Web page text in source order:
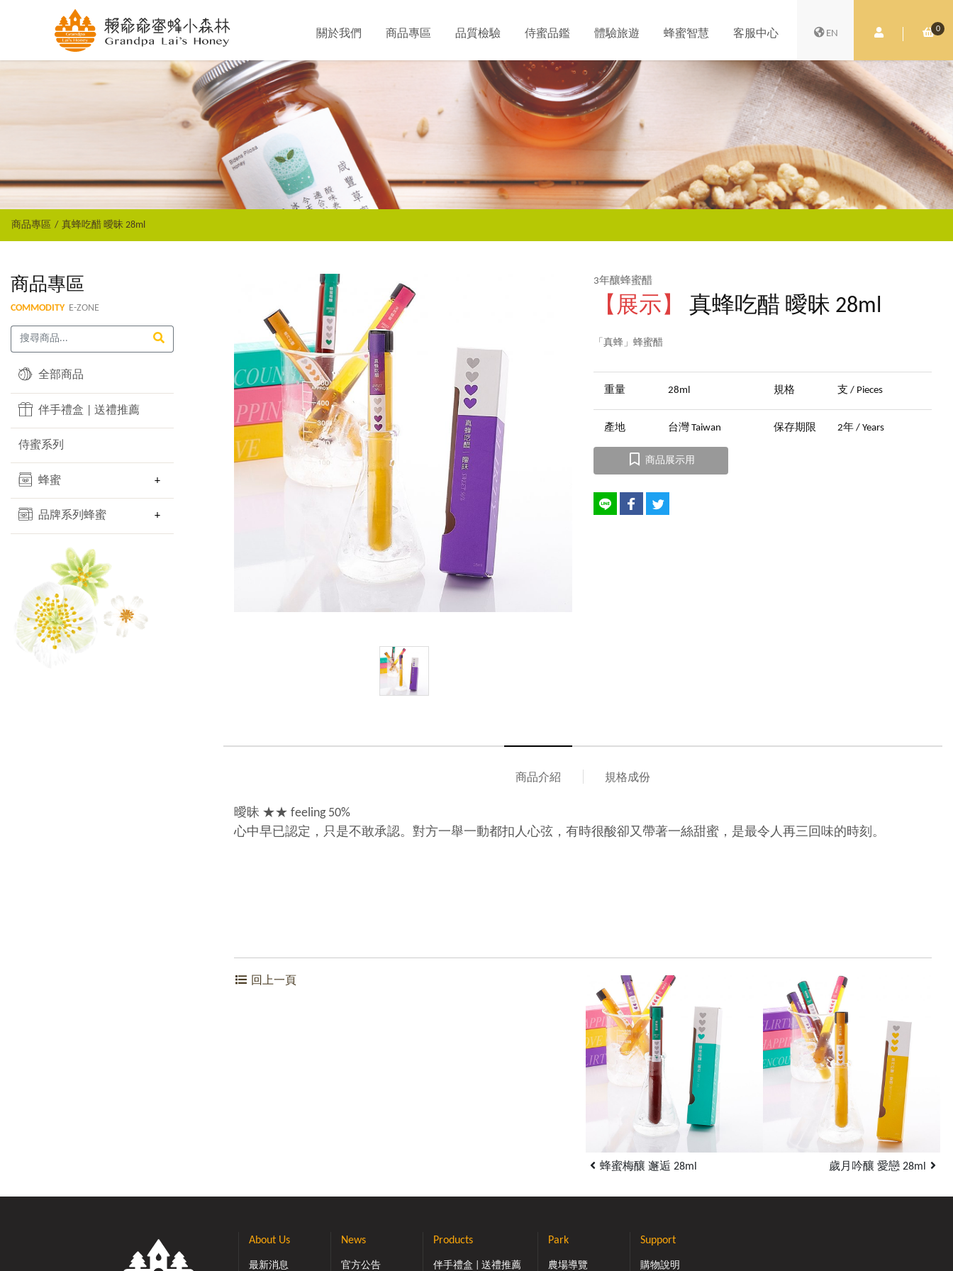
關於我們 商品專區 品質檢驗 侍蜜品鑑 體驗旅遊 蜂蜜智慧 客服中心 EN 會員中心 0
購
商品專區 真蜂吃醋 曖昧 28ml
商品專區
COMMODITY E-ZONE
全部商品
伴手禮盒 | 送禮推薦
侍蜜系列
蜂蜜
品牌系列蜂蜜
3年釀蜂蜜醋
【展示】 真蜂吃醋 曖昧 28ml
「真蜂」蜂蜜醋
重量 28ml 規格 支 / Pieces
產地 台灣 Taiwan 保存期限 2年 / Years
商品展示用
商品介紹 規格成份
曖昧 ★★ feeling 50%
心中早已認定，只是不敢承認。對方一舉一動都扣人心弦，有時很酸卻又帶著一絲甜蜜，是最令人再三回味的時刻。
回上一頁
蜂蜜梅釀 邂逅 28ml 歲月吟釀 愛戀 28ml
About Us
最新消息
News
官方公告
Products
伴手禮盒 | 送禮推薦
Park
農場導覽
Support
購物說明